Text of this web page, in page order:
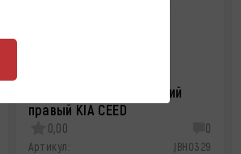
Шланг тормозной задний
правый KIA CEED
0,00 0
Артикул:
JBH0329